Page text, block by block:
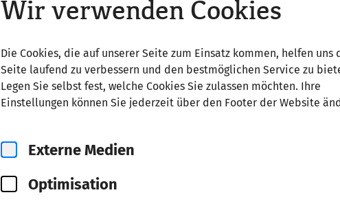
Wir verwenden Cookies
Die Cookies, die auf unserer Seite zum Einsatz kommen, helfen uns
Seite laufend zu verbessern und den bestmöglichen Service zu
Legen Sie selbst fest, welche Cookies Sie zulassen möchten. Ihre
Einstellungen können Sie jederzeit über den Footer der Website
Externe Medien
Optimisation